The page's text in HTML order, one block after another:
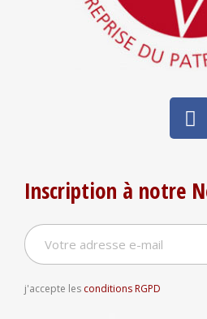
Inscription à notre
j'accepte les conditions RGPD